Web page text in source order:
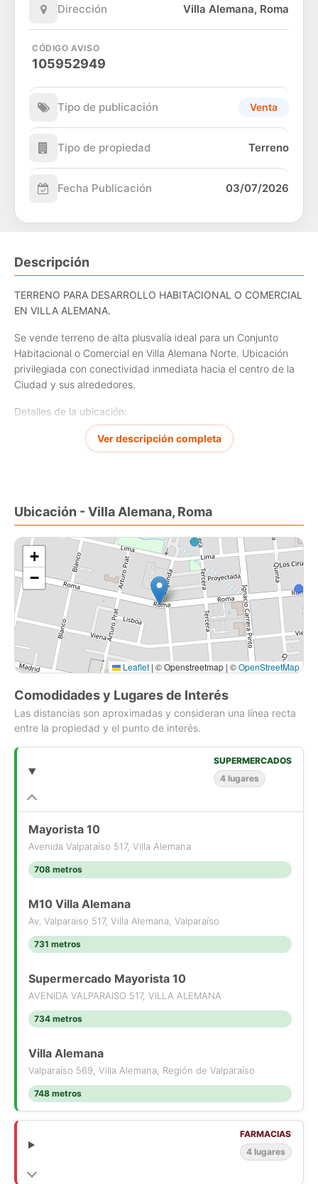
Dirección Villa Alemana, Roma
CÓDIGO AVISO
105952949
Tipo de publicación Venta
Tipo de propiedad Terreno
Fecha Publicación 03/07/2026
Descripción
TERRENO PARA DESARROLLO HABITACIONAL O COMERCIAL
EN VILLA ALEMANA.
Se vende terreno de alta plusvalía ideal para un Conjunto
Habitacional o Comercial en Villa Alemana Norte. Ubicación
privilegiada con conectividad inmediata hacia el centro de la
Ciudad y sus alrededores.
Detalles de la ubicación:
Calle Roma
· Sector residencial consolidado de alta demanda
Potencial del terreno:
Superficie de 4312 m2 aproximados
Apto para proyectos de edificación.
Cercano al futuro Hospital Biprovincial de Villa Alemana.
·
Impacto proyectado de 5000 nuevos profesionales en la
zona.
· Valor: 4,2 UF por m2
Ver descripción completa
Ubicación - Villa Alemana, Roma
+
−
Leaflet | © Openstreetmap | ©OpenStreetMap
Comodidades y Lugares de Interés
Las distancias son aproximadas y consideran una línea recta
entre la propiedad y el punto de interés.
SUPERMERCADOS
4 lugares
Mayorista 10
Avenida Valparaíso 517, Villa Alemana
708 metros
M10 Villa Alemana
Av. Valparaiso 517, Villa Alemana, Valparaíso
731 metros
Supermercado Mayorista 10
AVENIDA VALPARAISO 517, VILLA ALEMANA
734 metros
Villa Alemana
Valparaíso 569, Villa Alemana, Región de Valparaíso
748 metros
FARMACIAS
4 lugares